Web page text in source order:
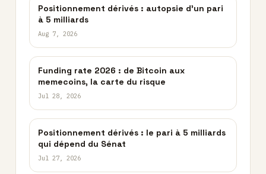
Positionnement dérivés : autopsie d’un pari
à 5 milliards
Aug 7, 2026
Funding rate 2026 : de Bitcoin aux
memecoins, la carte du risque
Jul 28, 2026
Positionnement dérivés : le pari à 5 milliards
qui dépend du Sénat
Jul 27, 2026